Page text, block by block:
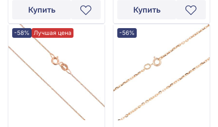
Купить Купить
-58% Лучшая цена -56%